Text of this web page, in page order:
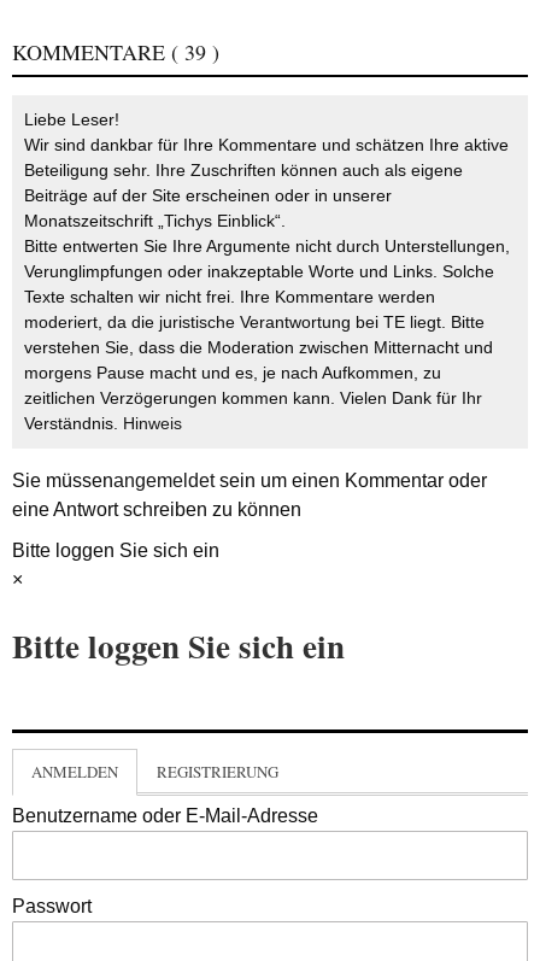
KOMMENTARE ( 39 )
Liebe Leser!
Wir sind dankbar für Ihre Kommentare und schätzen Ihre aktive
Beteiligung sehr. Ihre Zuschriften können auch als eigene
Beiträge auf der Site erscheinen oder in unserer
Monatszeitschrift „Tichys Einblick“.
Bitte entwerten Sie Ihre Argumente nicht durch Unterstellungen,
Verunglimpfungen oder inakzeptable Worte und Links. Solche
Texte schalten wir nicht frei. Ihre Kommentare werden
moderiert, da die juristische Verantwortung bei TE liegt. Bitte
verstehen Sie, dass die Moderation zwischen Mitternacht und
morgens Pause macht und es, je nach Aufkommen, zu
zeitlichen Verzögerungen kommen kann. Vielen Dank für Ihr
Verständnis. Hinweis
Sie müssenangemeldetsein um einen Kommentar oder
eine Antwort schreiben zu können
Bitte loggen Sie sich ein
×
Bitte loggen Sie sich ein
ANMELDEN REGISTRIERUNG
Benutzername oder E-Mail-Adresse
Passwort